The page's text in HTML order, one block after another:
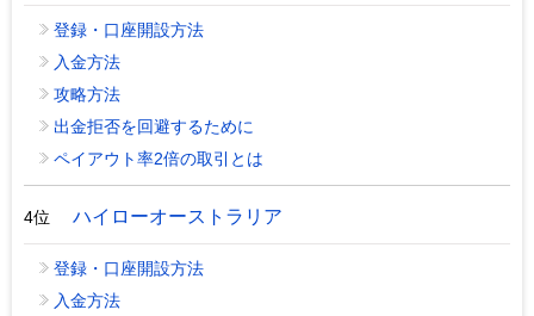
登録・口座開設方法
入金方法
攻略方法
出金拒否を回避するために
ペイアウト率2倍の取引とは
4位 ハイローオーストラリア
登録・口座開設方法
入金方法